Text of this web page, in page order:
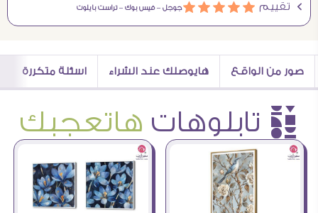
Ö تقييم áááááجوجل –فيس بوك –تراست بايلوت
صور من الواقع هايوصلك عند الشراء اسئلة متكررة
è تابلوهات هاتعجبك